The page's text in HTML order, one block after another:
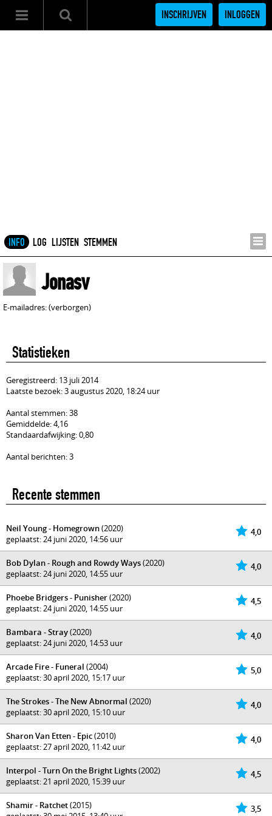
INSCHRIJVEN INLOGGEN
INFO LOG LIJSTEN STEMMEN
Jonasv
E-mailadres: (verborgen)
Statistieken
Geregistreerd: 13 juli 2014
Laatste bezoek: 3 augustus 2020, 18:24 uur
Aantal stemmen: 38
Gemiddelde: 4,16
Standaardafwijking: 0,80
Aantal berichten: 3
Recente stemmen
4,0
Neil Young - Homegrown(2020)
geplaatst: 24 juni 2020, 14:56 uur
4,0
Bob Dylan - Rough and Rowdy Ways(2020)
geplaatst: 24 juni 2020, 14:55 uur
4,5
Phoebe Bridgers - Punisher(2020)
geplaatst: 24 juni 2020, 14:55 uur
4,0
Bambara - Stray(2020)
geplaatst: 24 juni 2020, 14:53 uur
5,0
Arcade Fire - Funeral (2004)
geplaatst: 30 april 2020, 15:17 uur
4,0
The Strokes - The New Abnormal (2020)
geplaatst: 30 april 2020, 15:10 uur
4,0
Sharon Van Etten - Epic(2010)
geplaatst: 27 april 2020, 11:42 uur
4,5
Interpol - Turn On the Bright Lights(2002)
geplaatst: 21 april 2020, 15:39 uur
3,5
Shamir - Ratchet(2015)